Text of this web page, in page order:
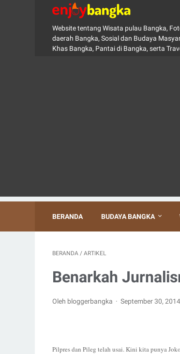
Website tentang Wisata pulau Bangka,
daerah Bangka, Sosial dan Budaya
Khas Bangka, Pantai di Bangka, serta
BERANDA BUDAYA BANGKA
BERANDA / ARTIKEL
Benarkah
Oleh bloggerbangka September 30, 2014
Pilpres dan Pileg telah usai. Kini kita punya